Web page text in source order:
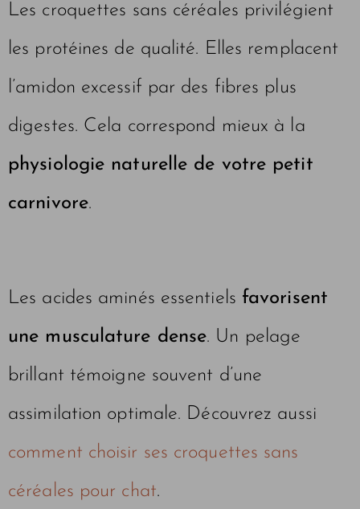
Les croquettes sans céréales privilégient
les protéines de qualité. Elles remplacent
l’amidon excessif par des fibres plus
digestes. Cela correspond mieux à la
physiologie naturelle de votre petit
carnivore.
Les acides aminés essentiels favorisent
une musculature dense. Un pelage
brillant témoigne souvent d’une
assimilation optimale. Découvrez aussi
comment choisir ses croquettes sans
céréales pour chat.